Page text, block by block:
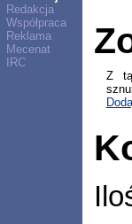
Redakcja
Współpraca
Reklama
Mecenat
IRC
Z